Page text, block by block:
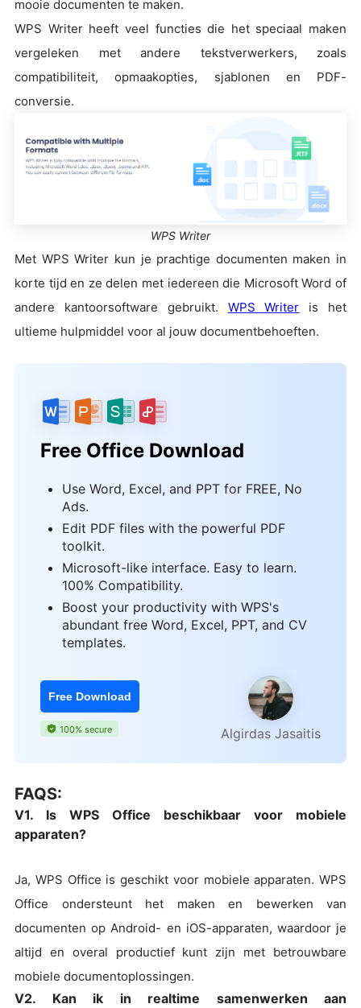
mooie documenten te maken.
WPS Writer heeft veel functies die het speciaal maken
vergeleken met andere tekstverwerkers, zoals
compatibiliteit, opmaakopties, sjablonen en PDF-
conversie.
WPS Writer
Met WPS Writer kun je prachtige documenten maken in
korte tijd en ze delen met iedereen die Microsoft Word of
andere kantoorsoftware gebruikt. WPS Writer is het
ultieme hulpmiddel voor al jouw documentbehoeften.
Free Office Download
Use Word, Excel, and PPT for FREE, No
Ads.
Edit PDF files with the powerful PDF
toolkit.
Microsoft-like interface. Easy to learn.
100% Compatibility.
Boost your productivity with WPS's
abundant free Word, Excel, PPT, and CV
templates.
Free Download
100% secure Algirdas Jasaitis
FAQS:
V1. Is WPS Office beschikbaar voor mobiele
apparaten?
Ja, WPS Office is geschikt voor mobiele apparaten. WPS
Office ondersteunt het maken en bewerken van
documenten op Android- en iOS-apparaten, waardoor je
altijd en overal productief kunt zijn met betrouwbare
mobiele documentoplossingen.
V2. Kan ik in realtime samenwerken aan